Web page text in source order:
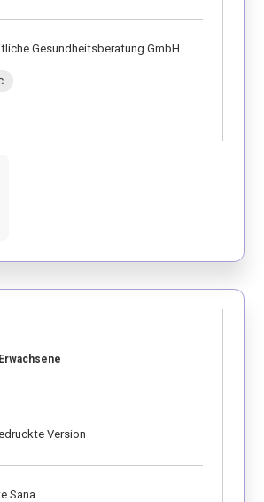
Gesundheitsberatung GmbH
Version
Sana